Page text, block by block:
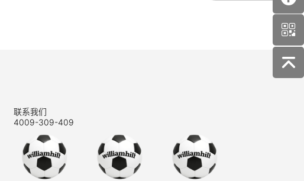
联系我们
4009-309-409